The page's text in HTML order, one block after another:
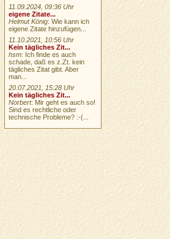
11.09.2024, 09:36 Uhr
eigene Zitate...
Helmut König: Wie kann ich
eigene Zitate hinzufügen...
11.10.2021, 10:56 Uhr
Kein tägliches Zit...
hsm: Ich finde es auch
schade, daß es z.Zt. kein
tägliches Zitat gibt. Aber
man...
20.07.2021, 15:28 Uhr
Kein tägliches Zit...
Norbert: Mir geht es auch so!
Sind es rechtliche oder
technische Probleme? :-(...